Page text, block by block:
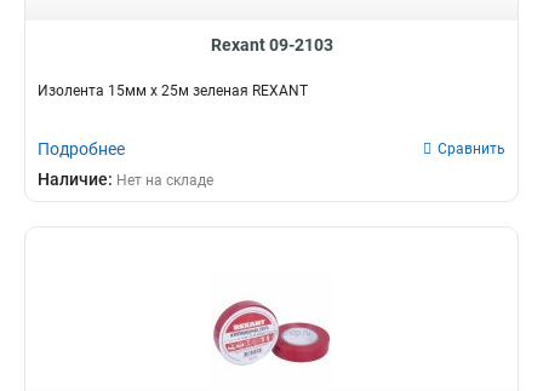
Rexant 09-2103
Изолента 15мм х 25м зеленая REXANT
Подробнее Сравнить
Наличие: Нет на складе